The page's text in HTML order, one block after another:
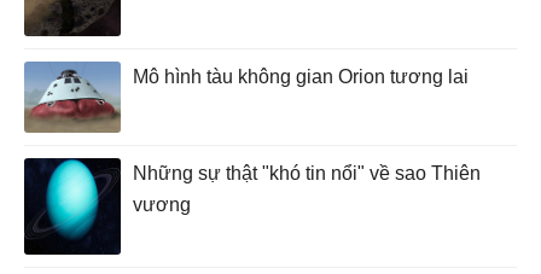
Mô hình tàu không gian Orion tương lai
Những sự thật "khó tin nổi" về sao Thiên
vương